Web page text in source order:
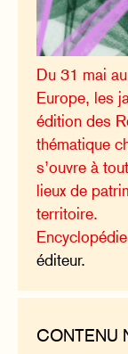
Du 31 mai
Europe, les
édition des
thématique
s’ouvre à
lieux de
territoire.
Encyclopédie
éditeur.
CONTENU